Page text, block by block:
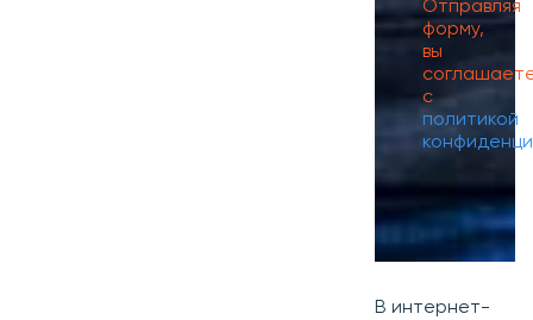
Отправляя
форму,
вы
с
политикой
В интернет-